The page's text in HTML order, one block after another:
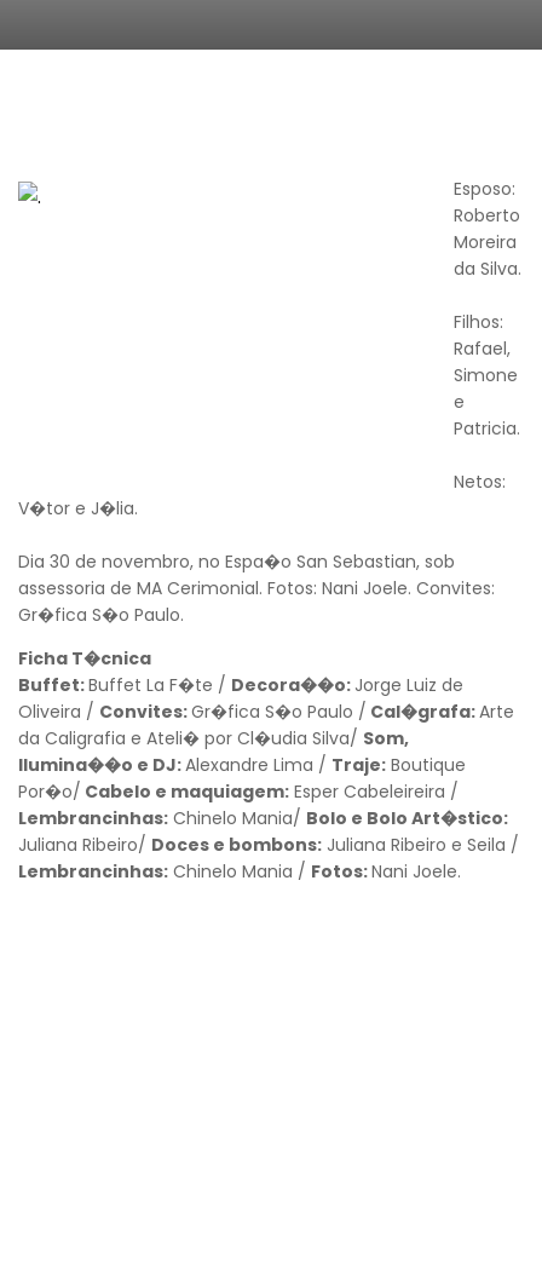
Esposo:
Roberto
Moreira
da Silva.
Filhos:
Rafael,
Simone
e
Patricia.
Netos:
V�tor e J�lia.
Dia 30 de novembro, no Espa�o San Sebastian, sob
assessoria de MA Cerimonial. Fotos: Nani Joele. Convites:
Gr�fica S�o Paulo.
Ficha T�cnica
Buffet:Buffet La F�te / Decora��o: Jorge Luiz de
Oliveira / Convites:Gr�fica S�o Paulo / Cal�grafa:Arte
da Caligrafia e Ateli� por Cl�udia Silva/ Som,
Ilumina��o e DJ:Alexandre Lima / Traje: Boutique
Por�o/ Cabelo e maquiagem: Esper Cabeleireira /
Lembrancinhas: Chinelo Mania/ Bolo e Bolo Art�stico:
Juliana Ribeiro/ Doces e bombons: Juliana Ribeiro e Seila /
Lembrancinhas: Chinelo Mania / Fotos:Nani Joele.